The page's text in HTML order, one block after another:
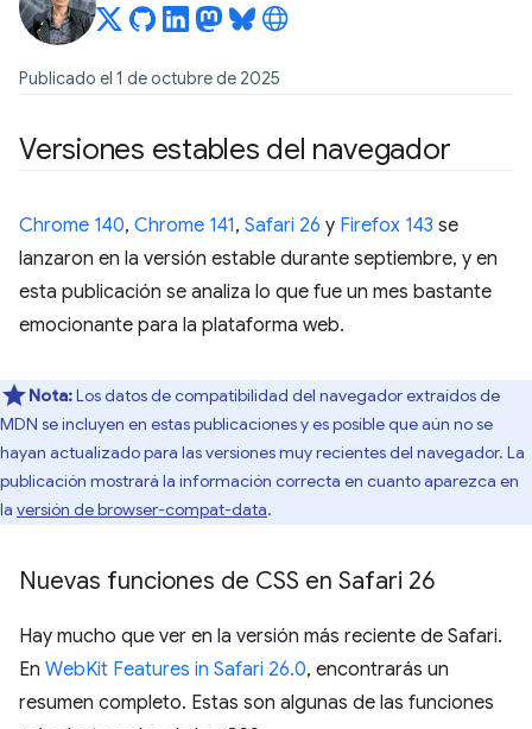
Publicado el 1 de octubre de 2025
Versiones estables del navegador
Chrome 140, Chrome 141, Safari 26 y Firefox 143 se
lanzaron en la versión estable durante septiembre, y en
esta publicación se analiza lo que fue un mes bastante
emocionante para la plataforma web.
Nota:Los datos de compatibilidad del navegador extraídos de
MDN se incluyen en estas publicaciones y es posible que aún no se
hayan actualizado para las versiones muy recientes del navegador. La
publicación mostrará la información correcta en cuanto aparezca en
la versión de browser-compat-data.
Nuevas funciones de CSS en Safari 26
Hay mucho que ver en la versión más reciente de Safari.
En WebKit Features in Safari 26.0, encontrarás un
resumen completo. Estas son algunas de las funciones